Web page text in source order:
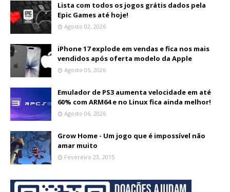
Lista com todos os jogos grátis dados pela
Epic Games até hoje!
Agosto 02, 2026
iPhone 17 explode em vendas e fica nos mais
vendidos após oferta modelo da Apple
Agosto 05, 2026
Emulador de PS3 aumenta velocidade em até
60% com ARM64 e no Linux fica ainda melhor!
Agosto 06, 2026
Grow Home - Um jogo que é impossível não
amar muito
Fevereiro 23, 2015